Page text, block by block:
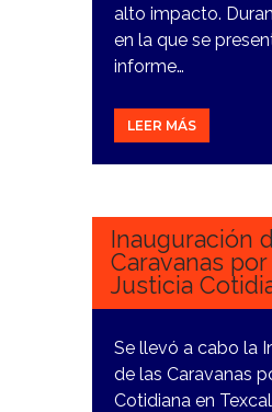
alto impacto.
en la que se
informe…
LEER MÁS
8
Inauguración
Caravanas por
Justicia
Se llevó a cabo la
de las Caravanas
Cotidiana en